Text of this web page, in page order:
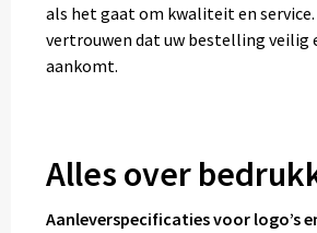
als het gaat om kwaliteit en
vertrouwen dat uw bestelling veilig
aankomt.
Alles over
Aanleverspecificaties voor logo’s